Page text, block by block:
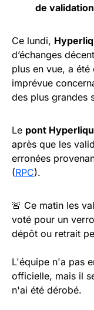
de
Ce lundi,
d’échanges
plus en vue, a
imprévue
des plus grandes
Le pont
après que les
erronées
(RPC).
🚨 Ce matin les
voté pour un
dépôt ou retrait
L'équipe n'a pas
officielle, mais il
n'ai été dérobé.